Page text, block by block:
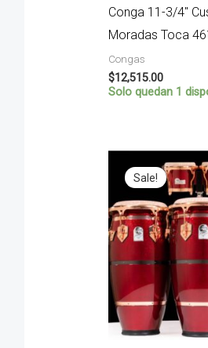
Conga 11-3/4″
Moradas Toca
Congas
$12,515.00
Solo quedan 1
Sale!
price
was: